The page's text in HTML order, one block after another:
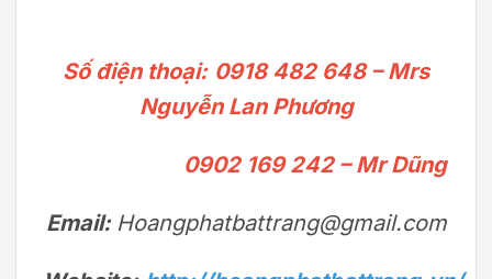
Số điện thoại: 0918 482 648 – Mrs
Nguyễn Lan Phương
0902 169 242 – Mr Dũng
Email: Hoangphatbattrang@gmail.com